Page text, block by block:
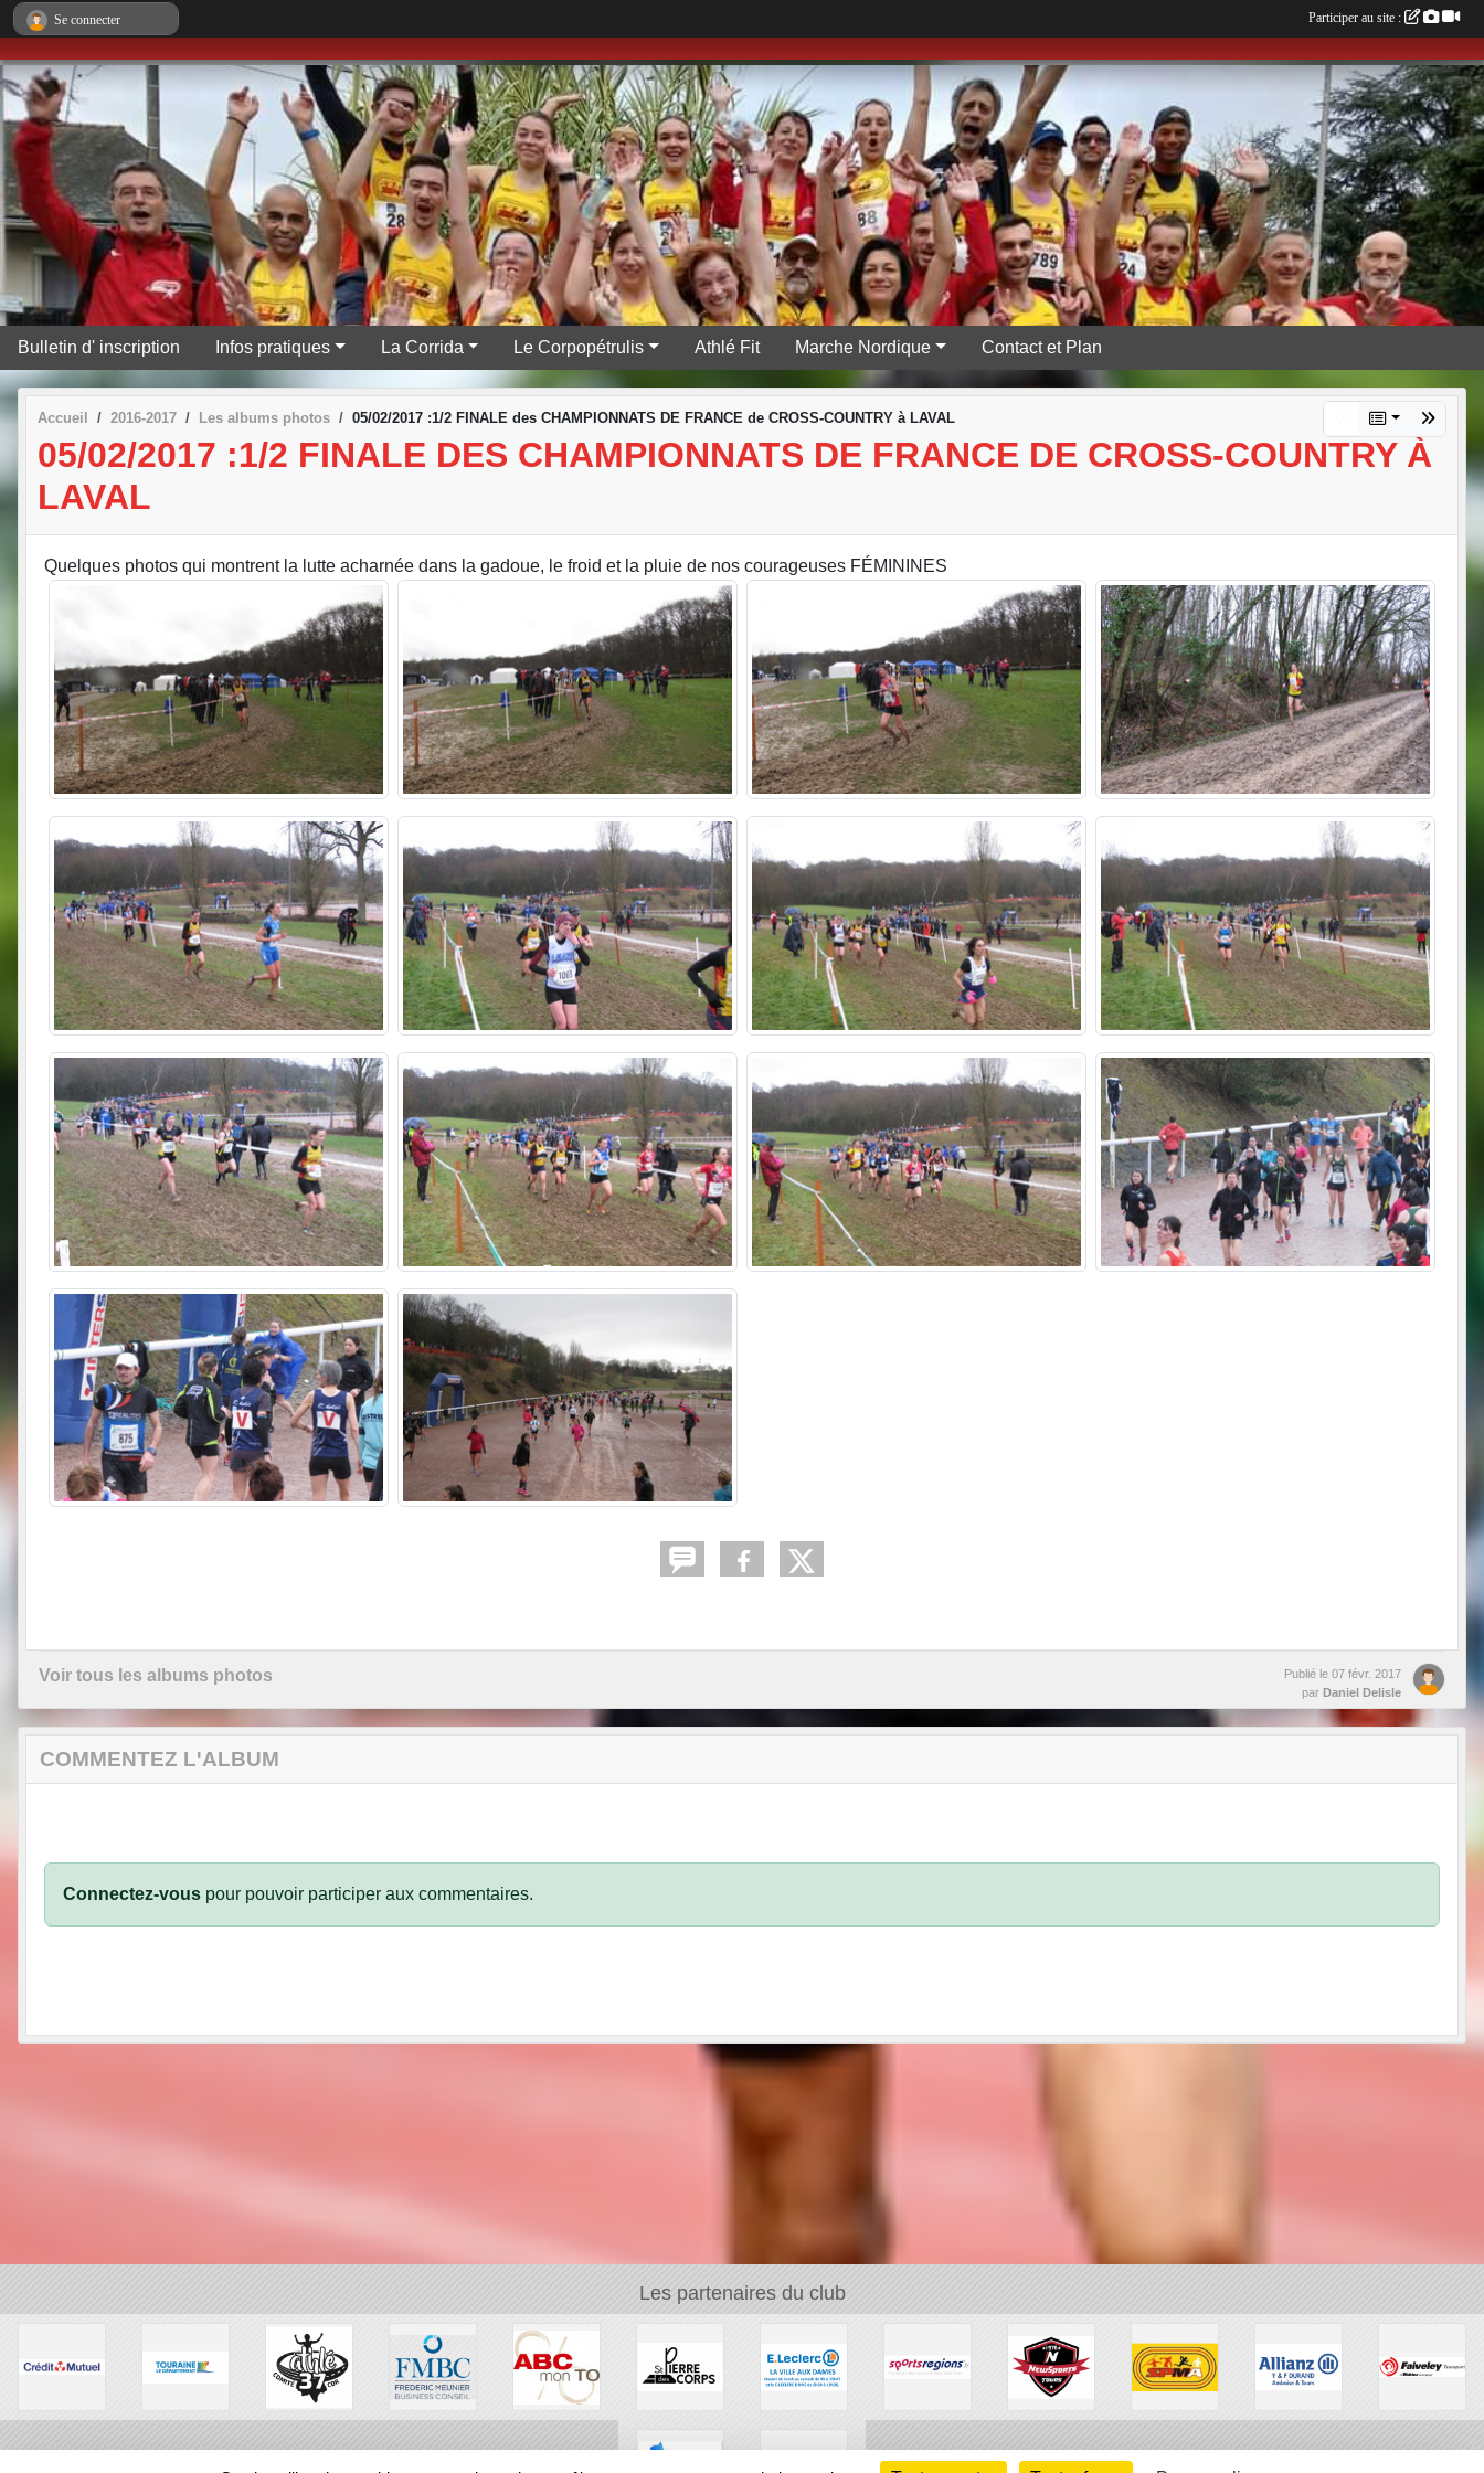
Bulletin d' inscription Infos pratiques La Corrida Le Corpopétrulis Athlé Fit Marche Nordique Contact et Plan
Accueil 2016-2017 Les albums photos 05/02/2017 :1/2 FINALE des CHAMPIONNATS DE FRANCE de CROSS-COUNTRY à LAVAL
05/02/2017 :1/2 FINALE DES CHAMPIONNATS DE FRANCE DE CROSS-COUNTRY À
LAVAL
Quelques photos qui montrent la lutte acharnée dans la gadoue, le froid et la pluie de nos courageuses FÉMININES
Voir tous les albums photos Publié le 07 févr. 2017
par Daniel Delisle
COMMENTEZ L'ALBUM
Connectez-vous pour pouvoir participer aux commentaires.
Les partenaires du club
Se connecter Participer au site :
Panneau de gestion des cookies